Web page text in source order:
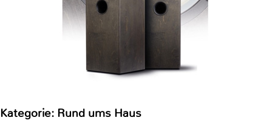
Kategorie: Rund ums Haus